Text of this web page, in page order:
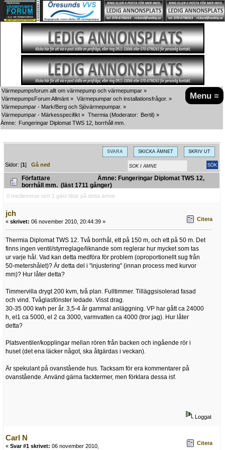
Menu ≡
Värmepumpsforum allt om värmepump och värmepumpar »
VärmepumpsForum Allmänt » Värmepumpar och installationsfrågor. »
Värmepumpar - Mark/Berg och Sjövärmepumpar. »
Värmepumpar - Märkesspecifikt » Thermia (Moderator: Bertil) »
Ämne: Fungeringar Diplomat TWS 12, borrhåll mm.
SVARA SKICKA ÄMNET SKRIV UT
Sidor: [1]Gå ned
Författare
Ämne: Fungeringar Diplomat TWS 12,
borrhåll mm. (läst 1711 gånger)
0 medlemmar och 1 gäst tittar på detta ämne.
jch
« skrivet: 06 november 2010, 20:44:39 » Citera
Thermia Diplomat TWS 12. Två borrhål, ett på 150 m, och ett på 50 m. Det
finns ingen ventil/styrreglage/liknande som reglerar hur mycket som tas
ur varje hål. Vad kan detta medföra för problem (oproportionellt sug från
50-metershålet)? Är detta del i "injustering" (innan process med kurvor
mm)? Hur låter detta?
Timmervilla drygt 200 kvm, två plan. Fulltimmer. Tilläggsisolerad fasad
och vind. Tvåglasfönster ledade. Visst drag.
30-35 000 kwh per år. 3,5-4 år gammal anläggning. VP har gått ca 24000
h, el1 ca 5000, el 2 ca 3000, varmvatten ca 4000 (tror jag). Hur låter
detta?
Platsventiler/kopplingar mellan rören från backen och ingående rör i
huset (det ena läcker något, ska åtgärdas i veckan).
Är spekulant på ovanstående hus. Tacksam för era kommentarer på
ovanstående. Använd gärna facktermer, men förklara dessa isf.
Loggat
Carl N
« Svar #1 skrivet: 06 november 2010,
Citera